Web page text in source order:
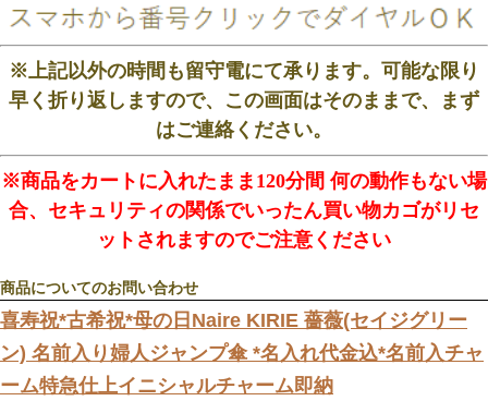
※上記以外の時間も留守電にて承ります。可能な限り
早く折り返しますので、この画面はそのままで、まず
はご連絡ください。
※商品をカートに入れたまま120分間 何の動作もない場
合、セキュリティの関係でいったん買い物カゴがリセ
ットされますのでご注意ください
商品についてのお問い合わせ
喜寿祝*古希祝*母の日Naire KIRIE 薔薇(セイジグリー
ン) 名前入り婦人ジャンプ傘 *名入れ代金込*名前入チャ
ーム特急仕上イニシャルチャーム即納